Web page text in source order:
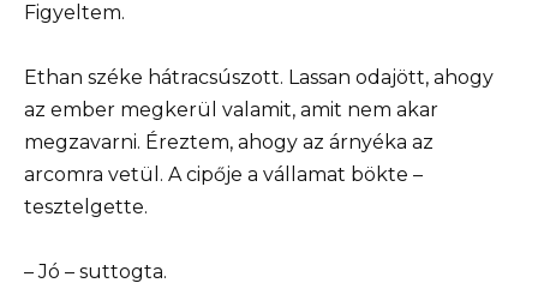
Figyeltem.
Ethan széke hátracsúszott. Lassan odajött, ahogy
az ember megkerül valamit, amit nem akar
megzavarni. Éreztem, ahogy az árnyéka az
arcomra vetül. A cipője a vállamat bökte –
tesztelgette.
– Jó – suttogta.